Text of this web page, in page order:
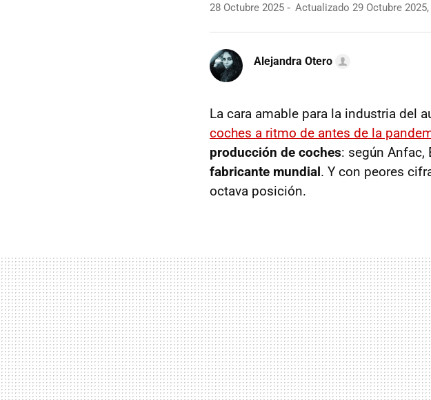
28 Octubre 2025 Actualizado 29 Octubre 2025,
Alejandra Otero
La cara amable para la industria del
coches a ritmo de antes de la
producción de coches: según Anfac,
fabricante mundial. Y con peores
octava posición.